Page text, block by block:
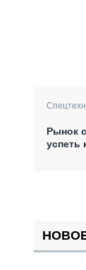
Рынок
успеть